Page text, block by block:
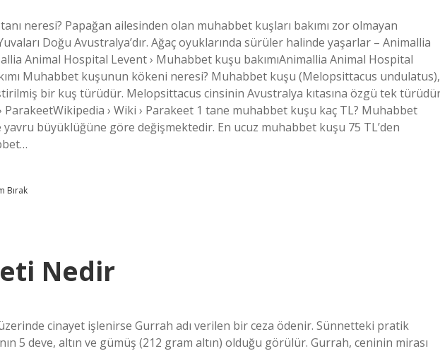
neresi? Papağan ailesinden olan muhabbet kuşları bakımı zor olmayan
Doğu Avustralya’dır. Ağaç oyuklarında sürüler halinde yaşarlar – Animallia
Animal Hospital Levent › Muhabbet kuşu bakımıAnimallia Animal Hospital
Muhabbet kuşunun kökeni neresi? Muhabbet kuşu (Melopsittacus undulatus),
bir kuş türüdür. Melopsittacus cinsinin Avustralya kıtasına özgü tek
ParakeetWikipedia › Wiki › Parakeet 1 tane muhabbet kuşu kaç TL? Muhabbet
yavru büyüklüğüne göre değişmektedir. En ucuz muhabbet kuşu 75 TL’den
Bırak
Nedir
cinayet işlenirse Gurrah adı verilen bir ceza ödenir. Sünnetteki pratik
5 deve, altın ve gümüş (212 gram altın) olduğu görülür. Gurrah, ceninin mirası